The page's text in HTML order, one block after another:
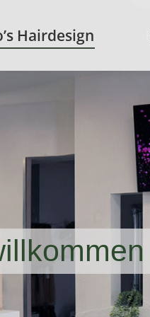
Hairdesign
Hairdesign